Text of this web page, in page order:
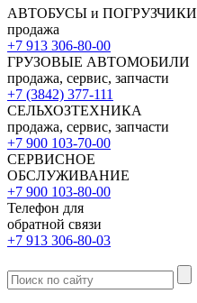
АВТОБУСЫ и ПОГРУЗЧИКИ
продажа
+7 913 306-80-00
ГРУЗОВЫЕ АВТОМОБИЛИ
продажа, сервис, запчасти
+7 (3842) 377-111
СЕЛЬХОЗТЕХНИКА
продажа, сервис, запчасти
+7 900 103-70-00
СЕРВИСНОЕ
ОБСЛУЖИВАНИЕ
+7 900 103-80-00
Телефон для
обратной связи
+7 913 306-80-03